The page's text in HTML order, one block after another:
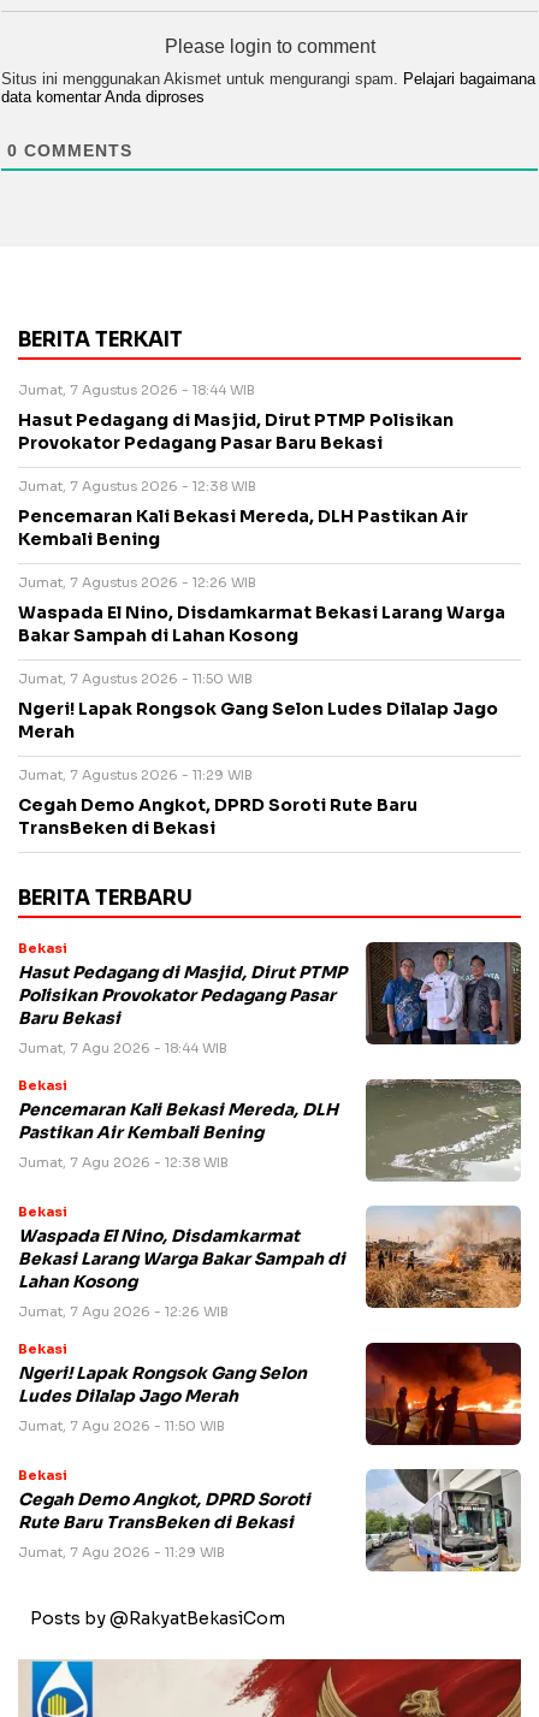
Please login to comment
Situs ini menggunakan Akismet untuk mengurangi spam. Pelajari bagaimana
data komentar Anda diproses
0 COMMENTS
BERITA TERKAIT
Jumat, 7 Agustus 2026 - 18:44 WIB
Hasut Pedagang di Masjid, Dirut PTMP Polisikan
Provokator Pedagang Pasar Baru Bekasi
Jumat, 7 Agustus 2026 - 12:38 WIB
Pencemaran Kali Bekasi Mereda, DLH Pastikan Air
Kembali Bening
Jumat, 7 Agustus 2026 - 12:26 WIB
Waspada El Nino, Disdamkarmat Bekasi Larang Warga
Bakar Sampah di Lahan Kosong
Jumat, 7 Agustus 2026 - 11:50 WIB
Ngeri! Lapak Rongsok Gang Selon Ludes Dilalap Jago
Merah
Jumat, 7 Agustus 2026 - 11:29 WIB
Cegah Demo Angkot, DPRD Soroti Rute Baru
TransBeken di Bekasi
BERITA TERBARU
Bekasi
Hasut Pedagang di Masjid, Dirut PTMP
Polisikan Provokator Pedagang Pasar
Baru Bekasi
Jumat, 7 Agu 2026 - 18:44 WIB
Bekasi
Pencemaran Kali Bekasi Mereda, DLH
Pastikan Air Kembali Bening
Jumat, 7 Agu 2026 - 12:38 WIB
Bekasi
Waspada El Nino, Disdamkarmat
Bekasi Larang Warga Bakar Sampah di
Lahan Kosong
Jumat, 7 Agu 2026 - 12:26 WIB
Bekasi
Ngeri! Lapak Rongsok Gang Selon
Ludes Dilalap Jago Merah
Jumat, 7 Agu 2026 - 11:50 WIB
Bekasi
Cegah Demo Angkot, DPRD Soroti
Rute Baru TransBeken di Bekasi
Jumat, 7 Agu 2026 - 11:29 WIB
Posts by @RakyatBekasiCom